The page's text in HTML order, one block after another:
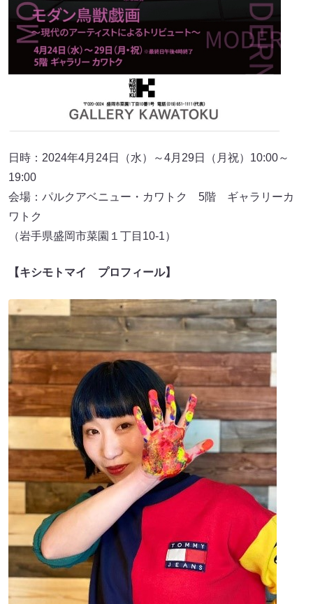
日時：2024年4月24日（水）～4月29日（月祝）10:00～
19:00
会場：パルクアベニュー・カワトク 5階 ギャラリーカ
ワトク
（岩手県盛岡市菜園１丁目10-1）
【キシモトマイ プロフィール】